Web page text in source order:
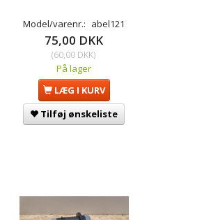
Model/varenr.: abel121
75,00 DKK
(60,00 DKK)
På lager
LÆG I KURV
Tilføj ønskeliste